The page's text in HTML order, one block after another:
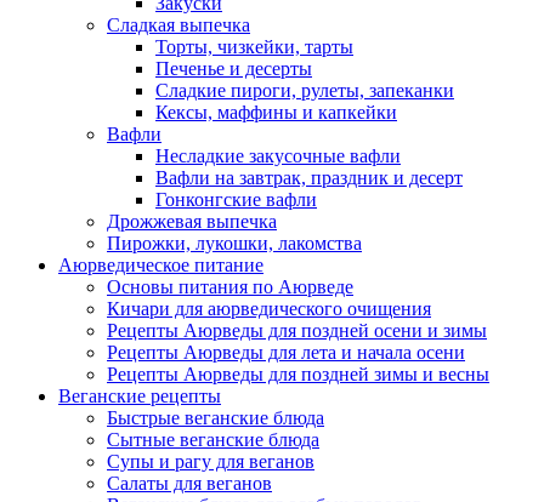
Сладкая выпечка
Торты, чизкейки, тарты
Печенье и десерты
Сладкие пироги, рулеты, запеканки
Кексы, маффины и капкейки
Вафли
Несладкие закусочные вафли
Вафли на завтрак, праздник и десерт
Гонконгские вафли
Дрожжевая выпечка
Пирожки, лукошки, лакомства
Аюрведическое питание
Основы питания по Аюрведе
Кичари для аюрведического очищения
Рецепты Аюрведы для поздней осени и зимы
Рецепты Аюрведы для лета и начала осени
Рецепты Аюрведы для поздней зимы и весны
Веганские рецепты
Быстрые веганские блюда
Сытные веганские блюда
Супы и рагу для веганов
Салаты для веганов